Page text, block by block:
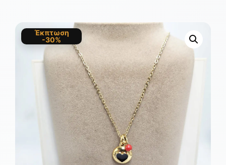
Έκπτωση
-30%